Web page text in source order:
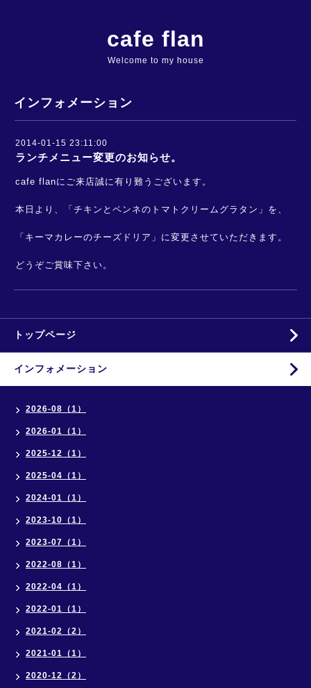
cafe flan
Welcome to my house
インフォメーション
2014-01-15 23:11:00
ランチメニュー変更のお知らせ。
cafe flanにご来店誠に有り難うございます。
本日より、「チキンとペンネのトマトクリームグラタン」を、
「キーマカレーのチーズドリア」に変更させていただきます。
どうぞご賞味下さい。
トップページ
インフォメーション
2026-08（1）
2026-01（1）
2025-12（1）
2025-04（1）
2024-01（1）
2023-10（1）
2023-07（1）
2022-08（1）
2022-04（1）
2022-01（1）
2021-02（2）
2021-01（1）
2020-12（2）